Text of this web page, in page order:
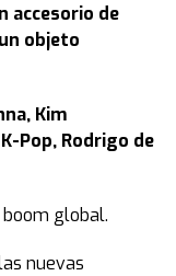
accesorio de
objeto
Kim
Pop, Rodrigo de
boom global.
nuevas